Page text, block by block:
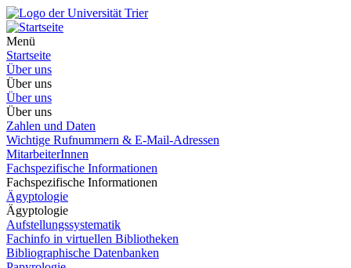
Menü
Startseite
Über uns
Über uns
Über uns
Über uns
Zahlen und Daten
Wichtige Rufnummern & E-Mail-Adressen
MitarbeiterInnen
Fachspezifische Informationen
Fachspezifische Informationen
Ägyptologie
Ägyptologie
Aufstellungssystematik
Fachinfo in virtuellen Bibliotheken
Bibliographische Datenbanken